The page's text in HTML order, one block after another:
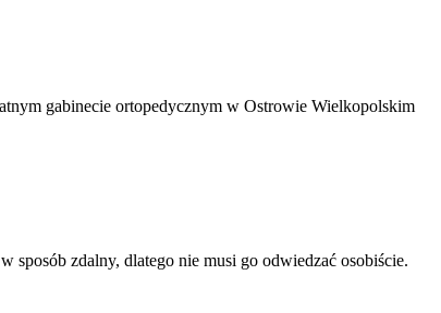
gabinecie ortopedycznym w Ostrowie Wielkopolskim
sposób zdalny, dlatego nie musi go odwiedzać osobiście.